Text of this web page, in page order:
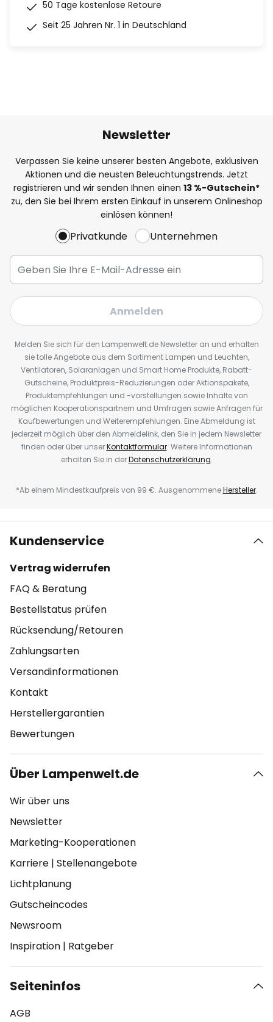
50 Tage kostenlose Retoure
Seit 25 Jahren Nr. 1 in Deutschland
Newsletter
Verpassen Sie keine unserer besten Angebote, exklusiven
Aktionen und die neusten Beleuchtungstrends. Jetzt
registrieren und wir senden Ihnen einen 13 %-Gutschein*
zu, den Sie bei Ihrem ersten Einkauf in unserem Onlineshop
einlösen können!
Privatkunde Unternehmen
Anmelden
Melden Sie sich für den Lampenwelt.de Newsletter an und erhalten
sie tolle Angebote aus dem Sortiment Lampen und Leuchten,
Ventilatoren, Solaranlagen und Smart Home Produkte, Rabatt-
Gutscheine, Produktpreis-Reduzierungen oder Aktionspakete,
Produktempfehlungen und -vorstellungen sowie Inhalte von
möglichen Kooperationspartnern und Umfragen sowie Anfragen für
Kaufbewertungen und Weiterempfehlungen. Eine Abmeldung ist
jederzeit möglich über den Abmeldelink, den Sie in jedem Newsletter
finden oder über unserKontaktformular. Weitere Informationen
erhalten Sie in derDatenschutzerklärung.
*Ab einem Mindestkaufpreis von 99 €. AusgenommeneHersteller.
Kundenservice
Vertrag widerrufen
FAQ & Beratung
Bestellstatus prüfen
Rücksendung/Retouren
Zahlungsarten
Versandinformationen
Kontakt
Herstellergarantien
Bewertungen
Über Lampenwelt.de
Wir über uns
Newsletter
Marketing-Kooperationen
Karriere | Stellenangebote
Lichtplanung
Gutscheincodes
Newsroom
Inspiration | Ratgeber
Seiteninfos
AGB